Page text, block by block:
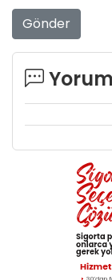
Gönder